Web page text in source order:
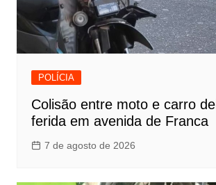
POLÍCIA
Colisão entre moto e carro
ferida em avenida de Franca
7 de agosto de 2026